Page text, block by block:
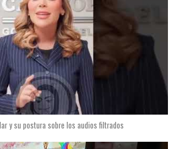
y su postura sobre los audios filtrados